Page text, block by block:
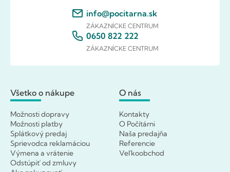
info@pocitarna.sk
ZÁKAZNÍCKE CENTRUM
0650 822 222
ZÁKAZNÍCKE CENTRUM
Všetko o nákupe
Možnosti dopravy
Možnosti platby
Splátkový predaj
Sprievodca reklamáciou
Výmena a vrátenie
Odstúpiť od zmluvy
O nás
Kontakty
O Počítárni
Naša predajňa
Referencie
Veľkoobchod